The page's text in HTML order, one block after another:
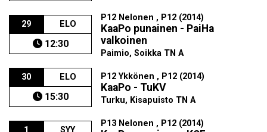
29 ELO
12:30
P12 Nelonen , P12 (2014)
KaaPo punainen - PaiHa
valkoinen
Paimio, Soikka TN A
30 ELO
15:30
P12 Ykkönen , P12 (2014)
KaaPo - TuKV
Turku, Kisapuisto TN A
1 SYY
P13 Nelonen , P12 (2014)